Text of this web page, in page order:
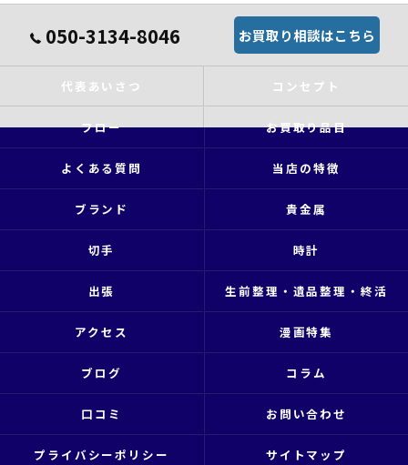
050-3134-8046 お買取り相談はこちら
代表あいさつ コンセプト
フロー お買取り品目
よくある質問 当店の特徴
ブランド 貴金属
切手 時計
出張 生前整理・遺品整理・終活
アクセス 漫画特集
ブログ コラム
口コミ お問い合わせ
プライバシーポリシー サイトマップ